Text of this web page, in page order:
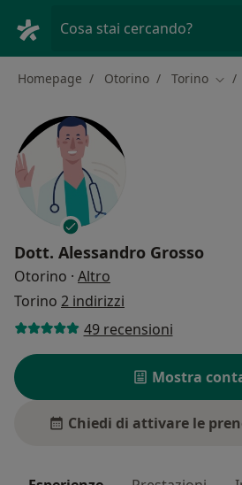
Cosa stai cercando?
Homepage Otorino Torino
Dott. Alessandro Grosso
Otorino · Altro
Torino 2 indirizzi
49 recensioni
Mostra
Chiedi di attivare le